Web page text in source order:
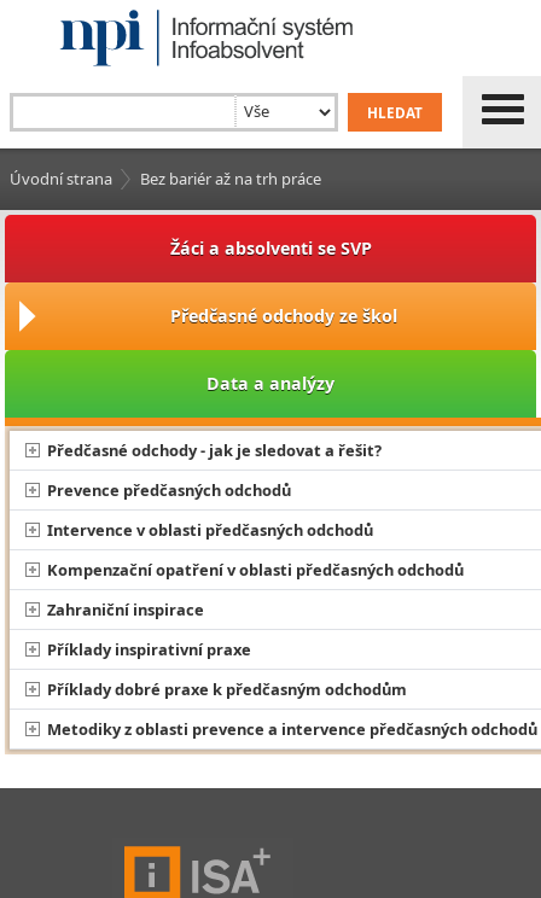
Úvodní strana Bez bariér až na trh práce
Žáci a absolventi se SVP
Předčasné odchody ze škol
Data a analýzy
Předčasné odchody - jak je sledovat a řešit?
Prevence předčasných odchodů
Intervence v oblasti předčasných odchodů
Kompenzační opatření v oblasti předčasných odchodů
Zahraniční inspirace
Příklady inspirativní praxe
Příklady dobré praxe k předčasným odchodům
Metodiky z oblasti prevence a intervence předčasných odchodů